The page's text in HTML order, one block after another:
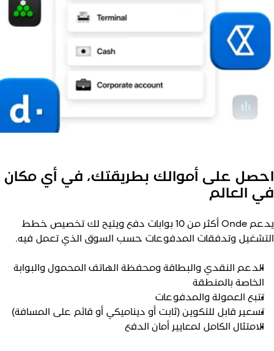
على أموالك بطريقتك، في أي مكان
العالم
يدعم Onde أكثر من 10 بوابات دفع ويتيح لك تخصيص خطط
وتدفقات المدفوعات حسب السوق الذي تعمل فيه.
الدعم النقدي والبطاقة ومحفظة الهاتف المحمول والبوابة
الخاصة بالمنطقة
تتبع العمولة والمدفوعات
تسعير قابل للتكوين (ثابت أو ديناميكي أو قائم على المسافة)
الامتثال الكامل لمعايير أمان الدفع